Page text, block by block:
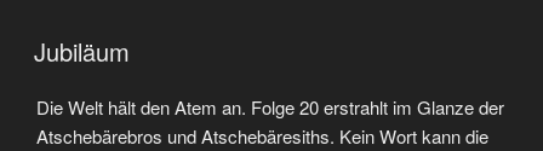
Jubiläum
Die Welt hält den Atem an. Folge 20 erstrahlt im Glanze der
Atschebärebros und Atschebäresiths. Kein Wort kann die